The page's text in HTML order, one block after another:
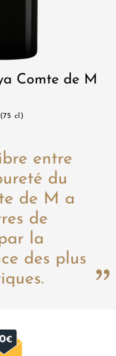
Comte de M
cl)
entre
du
de M a
de
la
des plus